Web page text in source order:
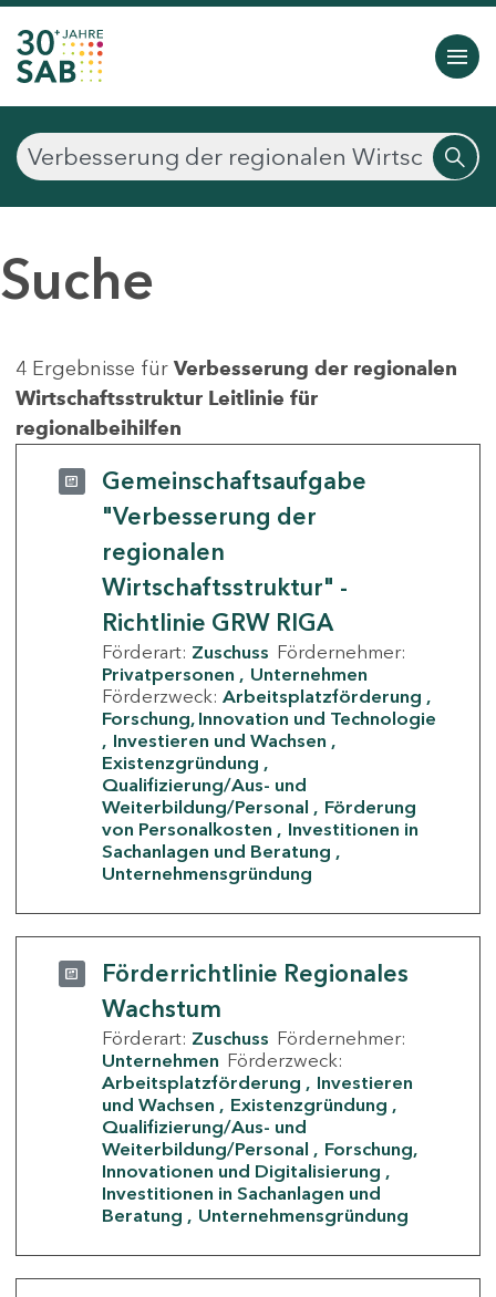
Suche
4 Ergebnisse für Verbesserung der regionalen
Wirtschaftsstruktur Leitlinie für
regionalbeihilfen
Gemeinschaftsaufgabe
"Verbesserung der
regionalen
Wirtschaftsstruktur" -
Richtlinie GRW RIGA
Förderart: Zuschuss Fördernehmer:
Privatpersonen
Unternehmen
Förderzweck: Arbeitsplatzförderung
Forschung, Innovation und Technologie
Investieren und Wachsen
Existenzgründung
Qualifizierung/Aus- und
Weiterbildung/Personal
Förderung
von Personalkosten
Investitionen in
Sachanlagen und Beratung
Unternehmensgründung
Förderrichtlinie Regionales
Wachstum
Förderart: Zuschuss Fördernehmer:
Unternehmen Förderzweck:
Arbeitsplatzförderung
Investieren
und Wachsen
Existenzgründung
Qualifizierung/Aus- und
Weiterbildung/Personal
Forschung,
Innovationen und Digitalisierung
Investitionen in Sachanlagen und
Beratung
Unternehmensgründung